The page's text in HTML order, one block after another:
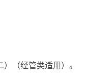
（经管类适用）。